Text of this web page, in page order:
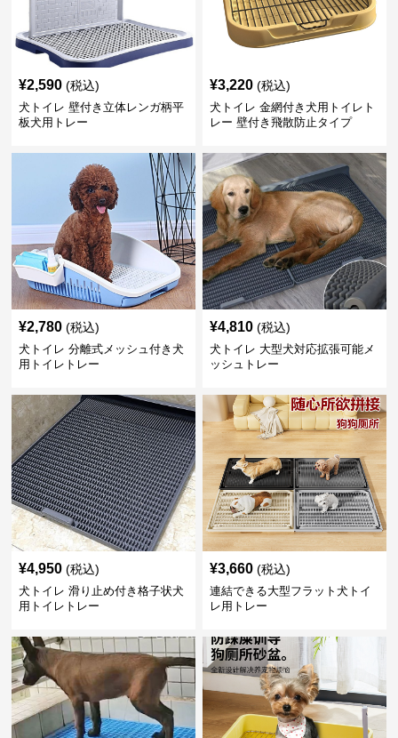
¥2,590 (税込)
犬トイレ 壁付き立体レンガ柄平
板犬用トレー
¥3,220 (税込)
犬トイレ 金網付き犬用トイレト
レー 壁付き飛散防止タイプ
¥2,780 (税込)
犬トイレ 分離式メッシュ付き犬
用トイレトレー
¥4,810 (税込)
犬トイレ 大型犬対応拡張可能メ
ッシュトレー
¥4,950 (税込)
犬トイレ 滑り止め付き格子状犬
用トイレトレー
¥3,660 (税込)
連結できる大型フラット犬トイ
レ用トレー